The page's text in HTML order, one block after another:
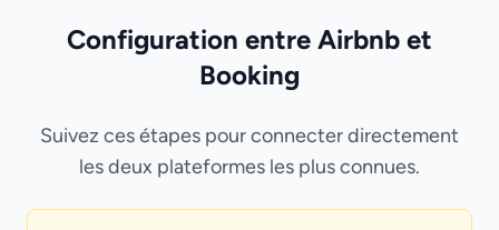
Configuration entre Airbnb et
Booking
Suivez ces étapes pour connecter directement
les deux plateformes les plus connues.